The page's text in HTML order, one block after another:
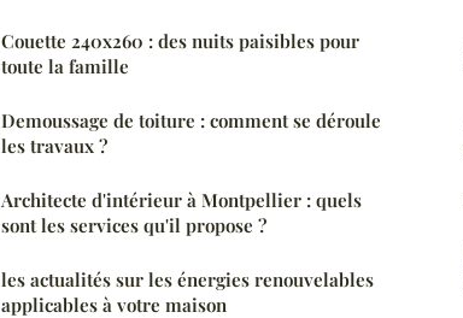
Couette 240x260 : des nuits paisibles pour
toute la famille
Demoussage de toiture : comment se déroule
les travaux ?
Architecte d'intérieur à Montpellier : quels
sont les services qu'il propose ?
les actualités sur les énergies renouvelables
applicables à votre maison